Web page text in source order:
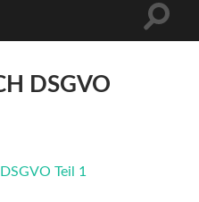
DSGVO
Teil 1